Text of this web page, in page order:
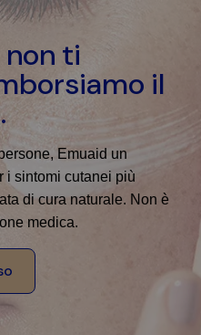
ti
il
Emuaid un
i sintomi cutanei più
di cura naturale. Non è
medica.